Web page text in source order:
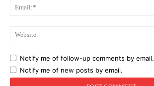
Notify me of follow-up comments by email.
Notify me of new posts by email.